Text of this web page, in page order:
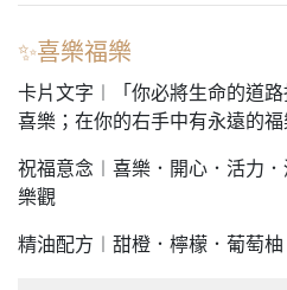
✨喜樂福樂
卡片文字︱「你必將生命的道
喜樂；在你的右手中有永遠的福
祝福意念︱喜樂．開心．活力
樂觀
精油配方︱甜橙．檸檬．葡萄柚